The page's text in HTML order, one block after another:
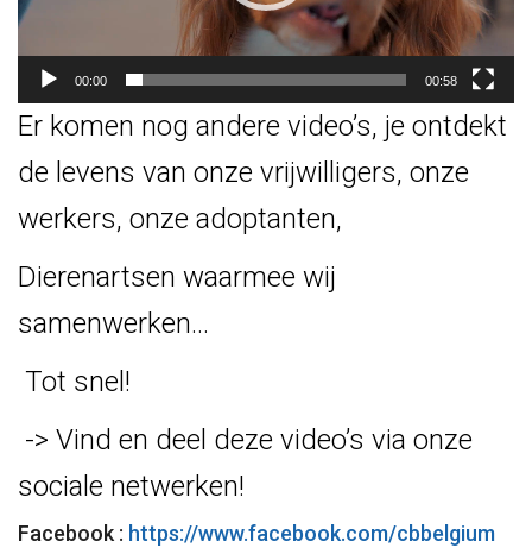
00:00 00:58
Er komen nog andere video’s, je ontdekt
de levens van onze vrijwilligers, onze
werkers, onze adoptanten,
Dierenartsen waarmee wij
samenwerken…
Tot snel!
-> Vind en deel deze video’s via onze
sociale netwerken!
Facebook : https://www.facebook.com/cbbelgium